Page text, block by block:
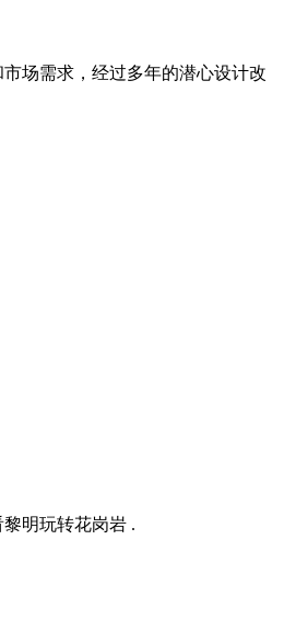
场需求，经过多年的潜心设计改
明玩转花岗岩 .